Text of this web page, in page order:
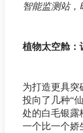
智能监测站，
植物太空舱：
为打造更具突
投向了几种“
处的白毛银露
一个比一个娇